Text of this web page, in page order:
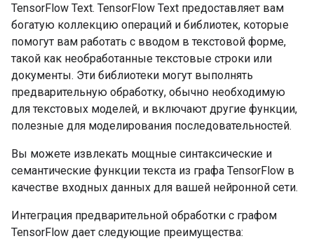
TensorFlow Text. TensorFlow Text предоставляет вам
богатую коллекцию операций и библиотек, которые
помогут вам работать с вводом в текстовой форме,
такой как необработанные текстовые строки или
документы. Эти библиотеки могут выполнять
предварительную обработку, обычно необходимую
для текстовых моделей, и включают другие функции,
полезные для моделирования последовательностей.
Вы можете извлекать мощные синтаксические и
семантические функции текста из графа TensorFlow в
качестве входных данных для вашей нейронной сети.
Интеграция предварительной обработки с графом
TensorFlow дает следующие преимущества: